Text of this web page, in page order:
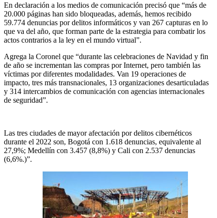
En declaración a los medios de comunicación precisó que “más de
20.000 páginas han sido bloqueadas, además, hemos recibido
59.774 denuncias por delitos informáticos y van 267 capturas en lo
que va del año, que forman parte de la estrategia para combatir los
actos contrarios a la ley en el mundo virtual”.
Agrega la Coronel que “durante las celebraciones de Navidad y fin
de año se incrementan las compras por Internet, pero también las
víctimas por diferentes modalidades. Van 19 operaciones de
impacto, tres más transnacionales, 13 organizaciones desarticuladas
y 314 intercambios de comunicación con agencias internacionales
de seguridad”.
Las tres ciudades de mayor afectación por delitos cibernéticos
durante el 2022 son, Bogotá con 1.618 denuncias, equivalente al
27,9%; Medellín con 3.457 (8,8%) y Cali con 2.537 denuncias
(6,6%.)”.